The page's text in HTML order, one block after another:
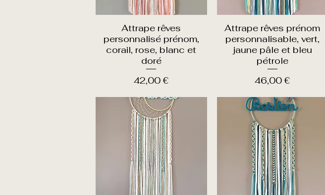
Aperçu rapide
Attrape rêves
personnalisé prénom,
corail, rose, blanc et
doré
Prix
42,00 €
Aperçu rapide
Attrape rêves prénom
personnalisable, vert,
jaune pâle et bleu
pétrole
Prix
46,00 €